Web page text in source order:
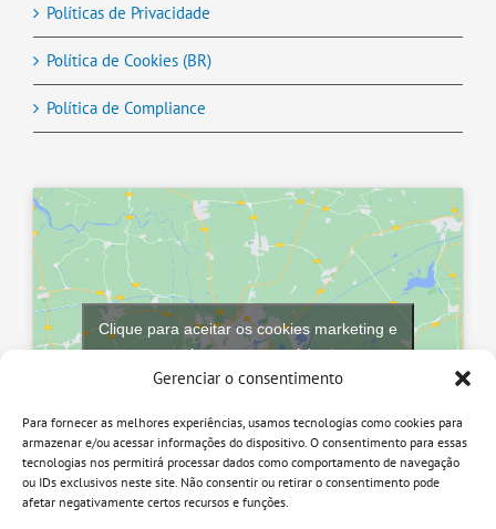
Gerenciar o consentimento
Para fornecer as melhores experiências, usamos tecnologias como cookies para
armazenar e/ou acessar informações do dispositivo. O consentimento para essas
tecnologias nos permitirá processar dados como comportamento de navegação
ou IDs exclusivos neste site. Não consentir ou retirar o consentimento pode
afetar negativamente certos recursos e funções.
Políticas de Privacidade
Política de Cookies (BR)
Política de Compliance
Clique para aceitar os cookies marketing e
ativar este conteúdo